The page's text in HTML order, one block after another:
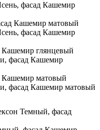
фасад Кашемир
фасад Кашемир
фасад Кашемир
фасад Кашемир матовый
Темный, фасад